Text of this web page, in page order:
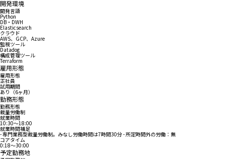
開発環境
開発言語
Python
DB・DWH
Elasticsearch
クラウド
AWS、GCP、Azure
監視ツール
Datadog
構成管理ツール
Terraform
雇用形態
雇用形態
正社員
試用期間
あり（6ヶ月）
勤務形態
勤務形態
裁量労働制
就業時間
10:30〜18:00
就業時間補足
- 専門業務型裁量労働制。みなし労働時間は7時間30分 - 所定時間外の労働：無
コアタイム
0:18〜30:00
予定勤務地